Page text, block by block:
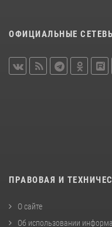
ОФИЦИАЛЬНЫЕ
ПРАВОВАЯ И
О сайте
Об использовании